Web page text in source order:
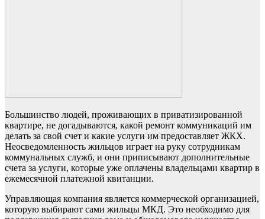
Большинство людей, проживающих в приватизированной
квартире, не догадываются, какой ремонт коммуникаций им
делать за свой счет и какие услуги им предоставляет ЖКХ.
Неосведомленность жильцов играет на руку сотрудникам
коммунальных служб, и они приписывают дополнительные
счета за услуги, которые уже оплачены владельцами квартир в
ежемесячной платежной квитанции.
Управляющая компания является коммерческой организацией,
которую выбирают сами жильцы МКД. Это необходимо для